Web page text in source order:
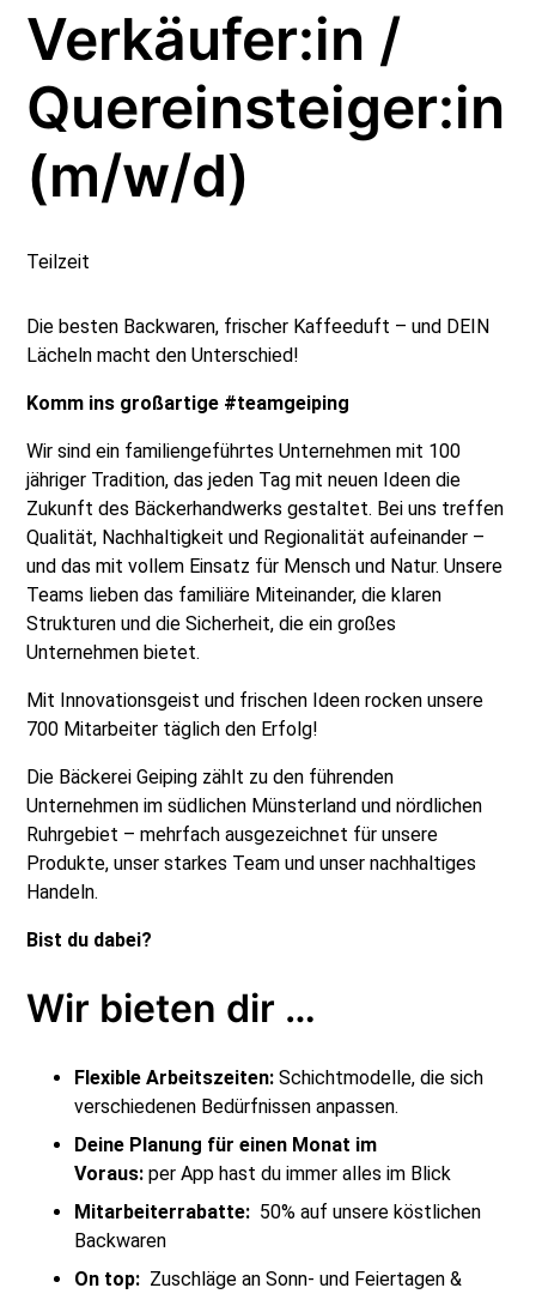
Verkäufer:in /
Quereinsteiger:in
(m/w/d)
Teilzeit
Die besten Backwaren, frischer Kaffeeduft – und DEIN
Lächeln macht den Unterschied!
Komm ins großartige #teamgeiping
Wir sind ein familiengeführtes Unternehmen mit 100
jähriger Tradition, das jeden Tag mit neuen Ideen die
Zukunft des Bäckerhandwerks gestaltet. Bei uns treffen
Qualität, Nachhaltigkeit und Regionalität aufeinander –
und das mit vollem Einsatz für Mensch und Natur. Unsere
Teams lieben das familiäre Miteinander, die klaren
Strukturen und die Sicherheit, die ein großes
Unternehmen bietet.
Mit Innovationsgeist und frischen Ideen rocken unsere
700 Mitarbeiter täglich den Erfolg!
Die Bäckerei Geiping zählt zu den führenden
Unternehmen im südlichen Münsterland und nördlichen
Ruhrgebiet – mehrfach ausgezeichnet für unsere
Produkte, unser starkes Team und unser nachhaltiges
Handeln.
Bist du dabei?
Wir bieten dir …
Flexible Arbeitszeiten: Schichtmodelle, die sich
verschiedenen Bedürfnissen anpassen.
Deine Planung für einen Monat im
Voraus:per App hast du immer alles im Blick
Mitarbeiterrabatte: 50% auf unsere köstlichen
Backwaren
On top: Zuschläge an Sonn- und Feiertagen &